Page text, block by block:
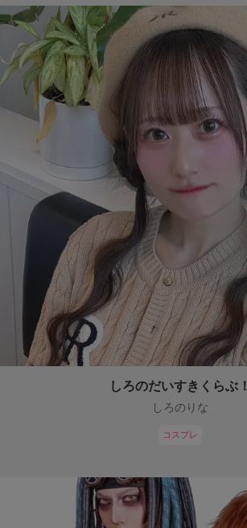
しろのだいすきくらぶ！
しろのりな
コスプレ